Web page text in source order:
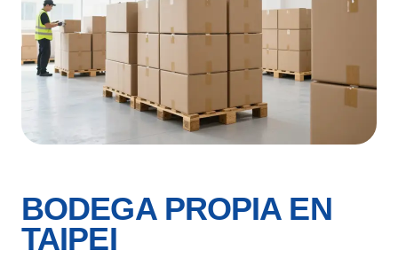
BODEGA PROPIA EN
TAIPEI